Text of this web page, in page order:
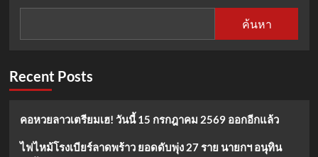
สเปก
สูงสุด
ที่
S22
ที่มา
พร้อม
S
ค้นหา
Recent Posts
คอหวยลาวเตรียมเฮ! วันนี้ 15 กรกฎาคม 2569 ออกอีกแล้ว
ไฟไหม้โรงเบียร์ลาดพร้าว ยอดดับพุ่ง 27 ราย นายกฯ อนุทิน